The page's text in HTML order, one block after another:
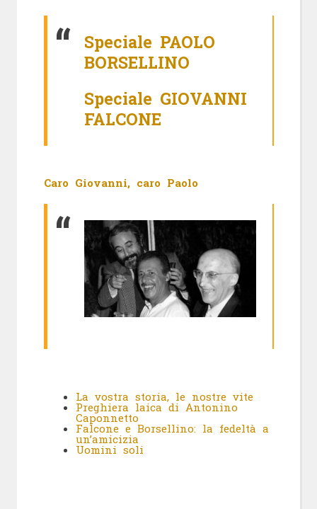
Speciale PAOLO
BORSELLINO
Speciale GIOVANNI
FALCONE
Caro Giovanni, caro Paolo
La vostra storia, le nostre vite
Preghiera laica di Antonino
Caponnetto
Falcone e Borsellino: la fedeltà a
un’amicizia
Uomini soli